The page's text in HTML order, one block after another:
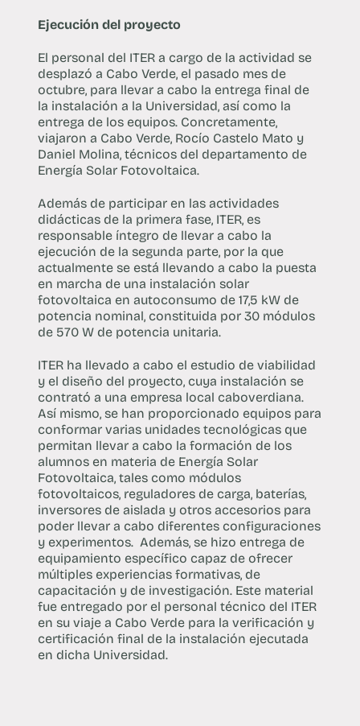
Ejecución del proyecto
El personal del ITER a cargo de la actividad se
desplazó a Cabo Verde, el pasado mes de
octubre, para llevar a cabo la entrega final de
la instalación a la Universidad, así como la
entrega de los equipos. Concretamente,
viajaron a Cabo Verde, Rocío Castelo Mato y
Daniel Molina, técnicos del departamento de
Energía Solar Fotovoltaica.
Además de participar en las actividades
didácticas de la primera fase, ITER, es
responsable íntegro de llevar a cabo la
ejecución de la segunda parte, por la que
actualmente se está llevando a cabo la puesta
en marcha de una instalación solar
fotovoltaica en autoconsumo de 17,5 kW de
potencia nominal, constituida por 30 módulos
de 570 W de potencia unitaria.
ITER ha llevado a cabo el estudio de viabilidad
y el diseño del proyecto, cuya instalación se
contrató a una empresa local caboverdiana.
Así mismo, se han proporcionado equipos para
conformar varias unidades tecnológicas que
permitan llevar a cabo la formación de los
alumnos en materia de Energía Solar
Fotovoltaica, tales como módulos
fotovoltaicos, reguladores de carga, baterías,
inversores de aislada y otros accesorios para
poder llevar a cabo diferentes configuraciones
y experimentos. Además, se hizo entrega de
equipamiento específico capaz de ofrecer
múltiples experiencias formativas, de
capacitación y de investigación. Este material
fue entregado por el personal técnico del ITER
en su viaje a Cabo Verde para la verificación y
certificación final de la instalación ejecutada
en dicha Universidad.